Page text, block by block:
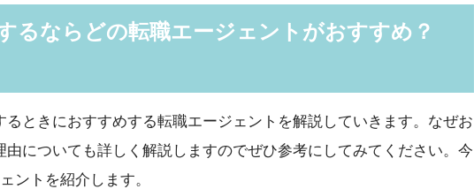
るならどの転職エージェントがおすすめ？
るときにおすすめする転職エージェントを解説していきます。なぜお
由についても詳しく解説しますのでぜひ参考にしてみてください。今
ントを紹介します。